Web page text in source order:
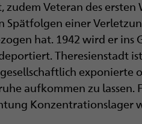
zudem Veteran des ersten
Spätfolgen einer
hat. 1942 wird er ins
Theresienstadt
exponierte
aufkommen zu lassen.
Konzentrationslager